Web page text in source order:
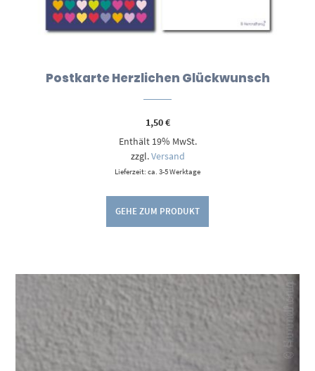
Postkarte Herzlichen Glückwunsch
1,50€
Enthält 19% MwSt.
zzgl.Versand
Lieferzeit: ca. 3-5 Werktage
GEHE ZUM PRODUKT